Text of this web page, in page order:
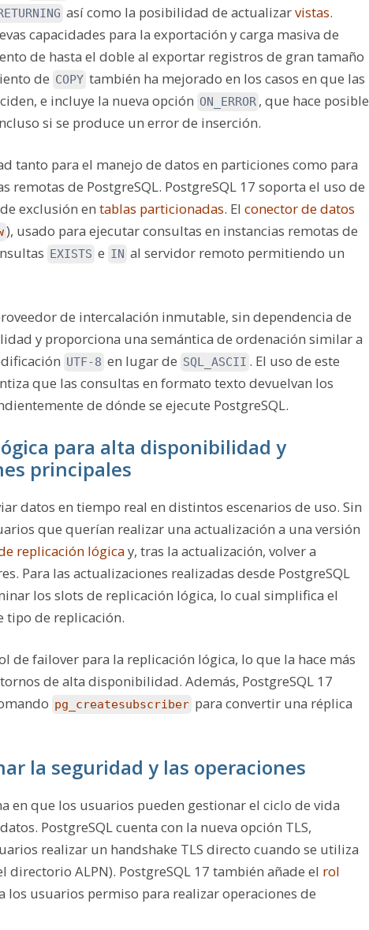
así como la posibilidad de actualizarvistas.
capacidades para la exportación y carga masiva de
de hasta el doble al exportar registros de gran tamaño
de COPY también ha mejorado en los casos en que las
e incluye la nueva opción ON_ERROR , que hace posible
si se produce un error de inserción.
tanto para el manejo de datos en particiones como para
de PostgreSQL. PostgreSQL 17 soporta el uso de
exclusión en tablas particionadas. El conector de datos
), usado para ejecutar consultas en instancias remotas de
EXISTS e IN al servidor remoto permitiendo un
de intercalación inmutable, sin dependencia de
y proporciona una semántica de ordenación similar a
UTF-8 en lugar de SQL_ASCII . El uso de este
que las consultas en formato texto devuelvan los
de dónde se ejecute PostgreSQL.
para alta disponibilidad y
principales
datos en tiempo real en distintos escenarios de uso. Sin
que querían realizar una actualización a una versión
replicación lógicay, tras la actualización, volver a
Para las actualizaciones realizadas desde PostgreSQL
los slots de replicación lógica, lo cual simplifica el
tipo de replicación.
de failover para la replicación lógica, lo que la hace más
de alta disponibilidad. Además, PostgreSQL 17
pg_createsubscriber para convertir una réplica
la seguridad y las operaciones
en que los usuarios pueden gestionar el ciclo de vida
PostgreSQL cuenta con la nueva opción TLS,
realizar un handshake TLS directo cuando se utiliza
directorio ALPN). PostgreSQL 17 también añade el rol
los usuarios permiso para realizar operaciones de